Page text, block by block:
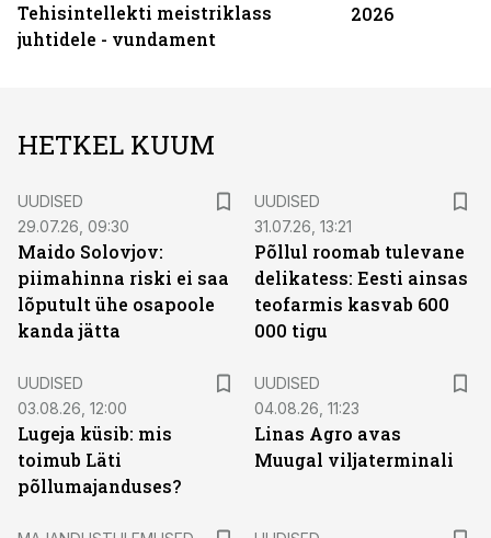
Tehisintellekti meistriklass
juhtidele - vundament
2026
HETKEL KUUM
UUDISED
29.07.26, 09:30
Maido Solovjov:
piimahinna riski ei saa
lõputult ühe osapoole
kanda jätta
UUDISED
31.07.26, 13:21
Põllul roomab tulevane
delikatess: Eesti ainsas
teofarmis kasvab 600
000 tigu
UUDISED
03.08.26, 12:00
Lugeja küsib: mis
toimub Läti
põllumajanduses?
UUDISED
04.08.26, 11:23
Linas Agro avas
Muugal viljaterminali